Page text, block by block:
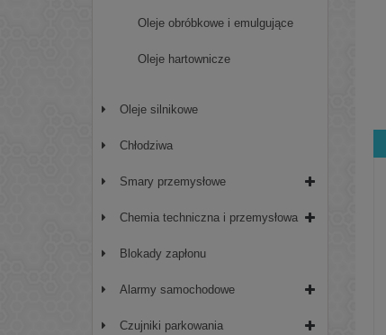
Oleje obróbkowe i emulgujące
Oleje hartownicze
Oleje silnikowe
Chłodziwa
Smary przemysłowe
Chemia techniczna i przemysłowa
Blokady zapłonu
Alarmy samochodowe
Czujniki parkowania